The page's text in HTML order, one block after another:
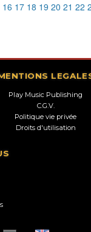
16 17 18 19 20 21 22
Play Music Publishing
C.G.V.
Politique vie privée
Droits d'utilisation